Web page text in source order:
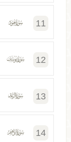
11
12
13
14